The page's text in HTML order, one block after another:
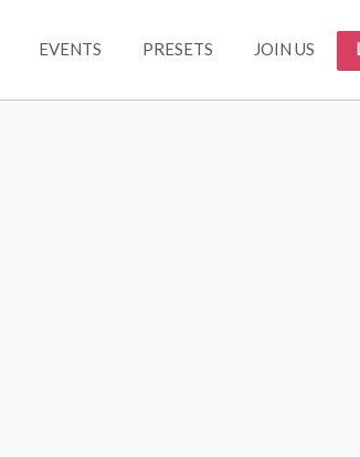
EVENTS PRESETS JOIN US